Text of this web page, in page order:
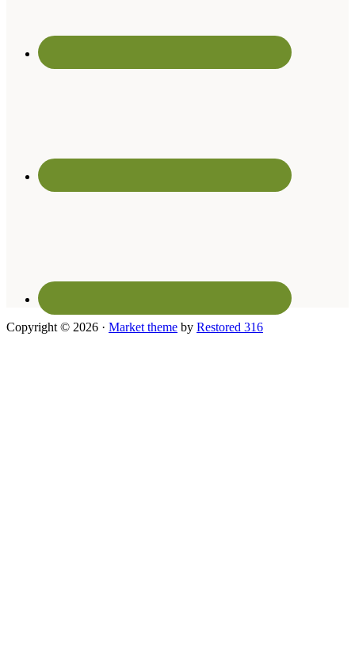
Copyright © 2026 · Market theme by Restored 316